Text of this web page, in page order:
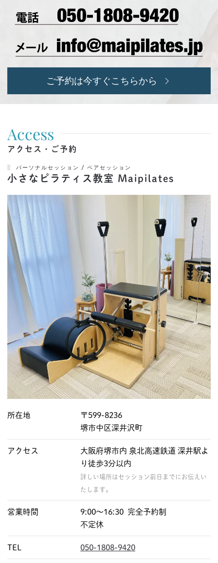
ご予約は今すぐこちらから
Access
アクセス・ご予約
パーソナルセッション / ペアセッション
小さなピラティス教室 Maipilates
所在地
〒599-8236
堺市中区深井沢町
アクセス
大阪府堺市内 泉北高速鉄道 深井駅よ
り徒歩3分以内
詳しい場所はセッション前日までにお伝えい
たします。
営業時間
9:00〜16:30 完全予約制
不定休
TEL 050-1808-9420